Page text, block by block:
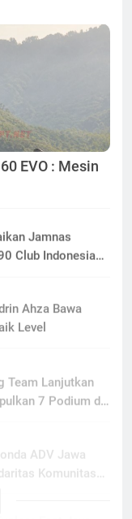
EVO : Mesin
Club Indonesia
Lanjutkan
ADV Jawa
East Java